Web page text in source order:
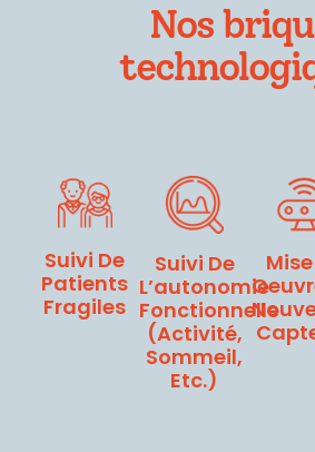
Nos
Suivi De
Patients
Fragiles
Suivi De
L’autonomie
Fonctionnelle
(activité,
Sommeil,
Etc.)